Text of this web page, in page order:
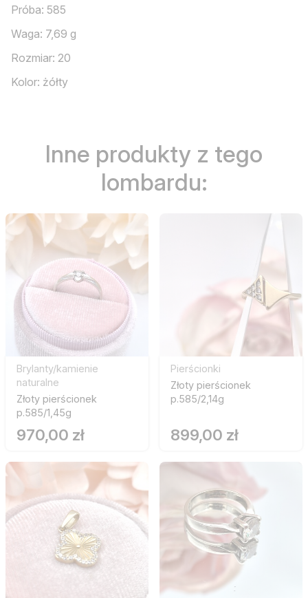
Próba: 585
Waga: 7,69 g
Rozmiar: 20
Kolor: żółty
Inne produkty z tego
lombardu:
Brylanty/kamienie
naturalne
Złoty pierścionek
p.585/1,45g
970,00 zł
Pierścionki
Złoty pierścionek
p.585/2,14g
899,00 zł